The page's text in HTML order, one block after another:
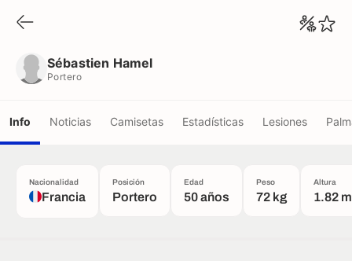
Sébastien Hamel
Portero
Info Noticias Camisetas Estadísticas Lesiones
Nacionalidad
Francia
Posición
Portero
Edad
50 años
Peso
72 kg
Altura
1.82 m